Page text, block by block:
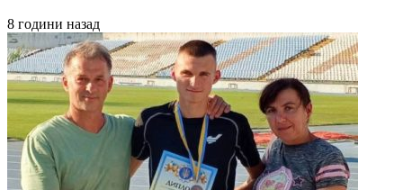
8 години назад